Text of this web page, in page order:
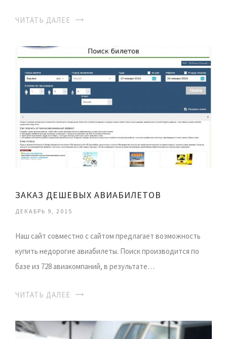
ЧИТАТЬ ДАЛЕЕ
ЗАКАЗ ДЕШЕВЫХ АВИАБИЛЕТОВ
ДЕКАБРЬ 9, 2015
Наш сайт совместно с сайтом предлагает возможность
купить недорогие авиабилеты. Поиск производится по
базе из 728 авиакомпаний, в результате…
ЧИТАТЬ ДАЛЕЕ